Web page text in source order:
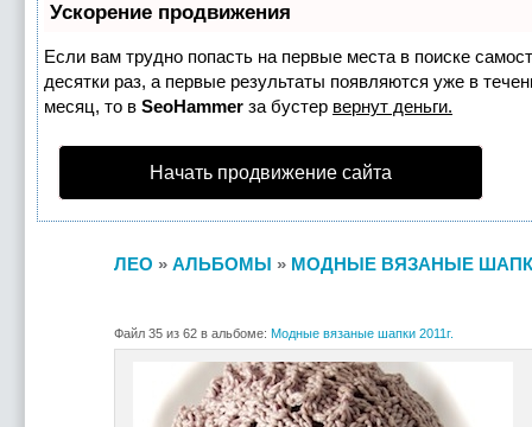
Ускорение продвижения
Если вам трудно попасть на первые места в поиске
десятки раз, а первые результаты появляются уже в
месяц, то в SeoHammer за бустер вернут деньги.
Начать продвижение сайта
ЛЕО » АЛЬБОМЫ » МОДНЫЕ ВЯЗАНЫЕ ШАПКИ
Файл 35 из 62 в альбоме: Модные вязаные шапки 2011г.